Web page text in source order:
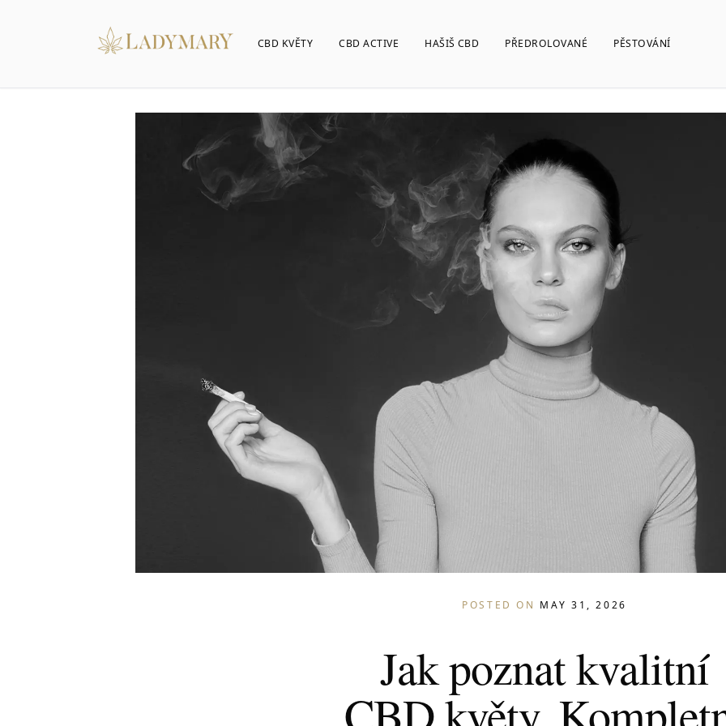
CBD KVĚTY CBD ACTIVE HAŠIŠ CBD PŘEDROLOVANÉ PĚSTOVÁNÍ
POSTED ON MAY 31, 2026
Jak poznat kvalitní